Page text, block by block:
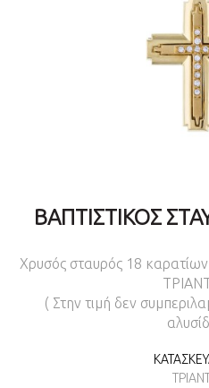
ΒΑΠΤΙΣΤΙΚΌΣ
Χρυσός σταυρός 18 καρατίων
( Στην τιμή δεν